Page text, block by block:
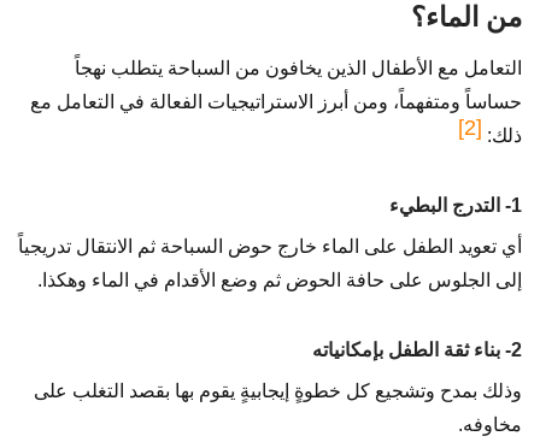
من الماء؟
التعامل مع الأطفال الذين يخافون من السباحة يتطلب نهجاً
حساساً ومتفهماً، ومن أبرز الاستراتيجيات الفعالة في التعامل مع
ذلك: [2]
1- التدرج البطيء
أي تعويد الطفل على الماء خارج حوض السباحة ثم الانتقال تدريجياً
إلى الجلوس على حافة الحوض ثم وضع الأقدام في الماء وهكذا.
2- بناء ثقة الطفل بإمكانياته
وذلك بمدح وتشجيع كل خطوةٍ إيجابيةٍ يقوم بها بقصد التغلب على
مخاوفه.